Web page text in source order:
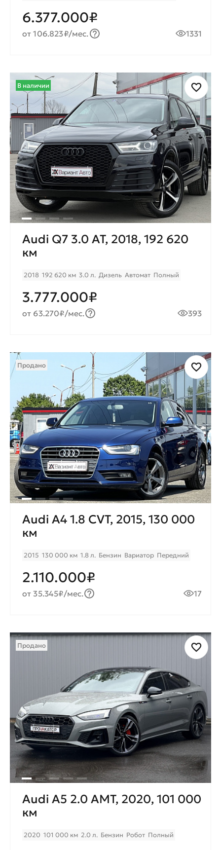
6.377.000₽
от 106.823₽/мес. 1331
В наличии
Audi Q7 3.0 AT, 2018, 192 620
км
2018 192 620 км 3.0 л. Дизель Автомат Полный
3.777.000₽
от 63.270₽/мес. 393
Продано
Audi A4 1.8 CVT, 2015, 130 000
км
2015 130 000 км 1.8 л. Бензин Вариатор Передний
2.110.000₽
от 35.345₽/мес. 17
Продано
Audi A5 2.0 AMT, 2020, 101 000
км
2020 101 000 км 2.0 л. Бензин Робот Полный